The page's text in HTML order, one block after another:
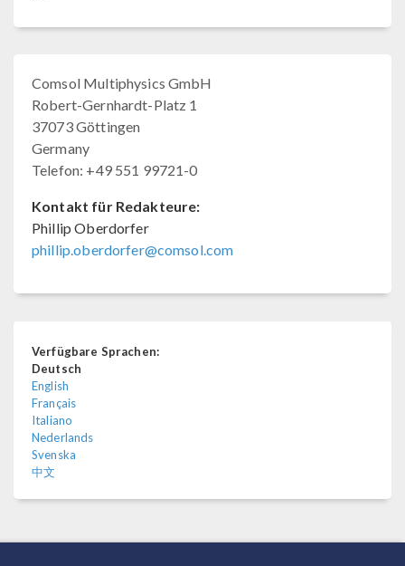
Comsol Multiphysics GmbH
Robert-Gernhardt-Platz 1
37073 Göttingen
Germany
Telefon: +49 551 99721-0
Kontakt für Redakteure:
Phillip Oberdorfer
phillip.oberdorfer@comsol.com
Verfügbare Sprachen:
Deutsch
English
Français
Italiano
Nederlands
Svenska
中文